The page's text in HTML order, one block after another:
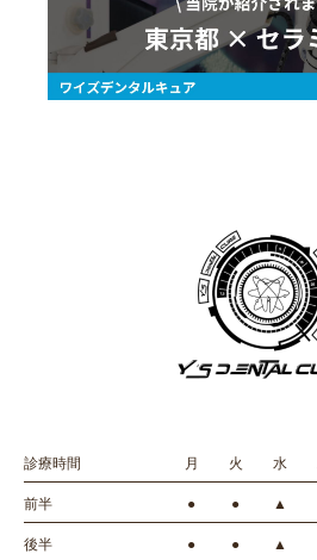
診療時間 月 火 水
前半 ● ● ▲
後半 ● ● ▲